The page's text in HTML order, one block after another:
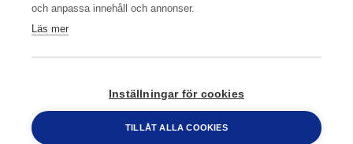
Integritetspolicy
© Copyright2026Anticimex
och anpassa innehåll och annonser.
Läs mer
Inställningar för cookies
TILLÅT ALLA COOKIES